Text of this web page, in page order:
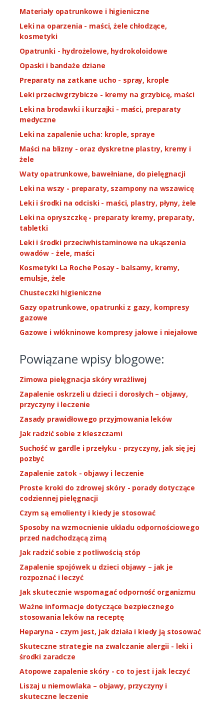
Materiały opatrunkowe i higieniczne
Leki na oparzenia - maści, żele chłodzące,
kosmetyki
Opatrunki - hydrożelowe, hydrokoloidowe
Opaski i bandaże dziane
Preparaty na zatkane ucho - spray, krople
Leki przeciwgrzybicze - kremy na grzybicę, maści
Leki na brodawki i kurzajki - maści, preparaty
medyczne
Leki na zapalenie ucha: krople, spraye
Maści na blizny - oraz dyskretne plastry, kremy i
żele
Waty opatrunkowe, bawełniane, do pielęgnacji
Leki na wszy - preparaty, szampony na wszawicę
Leki i środki na odciski - maści, plastry, płyny, żele
Leki na opryszczkę - preparaty kremy, preparaty,
tabletki
Leki i środki przeciwhistaminowe na ukąszenia
owadów - żele, maści
Kosmetyki La Roche Posay - balsamy, kremy,
emulsje, żele
Chusteczki higieniczne
Gazy opatrunkowe, opatrunki z gazy, kompresy
gazowe
Gazowe i włókninowe kompresy jałowe i niejałowe
Powiązane wpisy blogowe:
Zimowa pielęgnacja skóry wrażliwej
Zapalenie oskrzeli u dzieci i dorosłych – objawy,
przyczyny i leczenie
Zasady prawidłowego przyjmowania leków
Jak radzić sobie z kleszczami
Suchość w gardle i przełyku - przyczyny, jak się jej
pozbyć
Zapalenie zatok - objawy i leczenie
Proste kroki do zdrowej skóry - porady dotyczące
codziennej pielęgnacji
Czym są emolienty i kiedy je stosować
Sposoby na wzmocnienie układu odpornościowego
przed nadchodzącą zimą
Jak radzić sobie z potliwością stóp
Zapalenie spojówek u dzieci objawy – jak je
rozpoznać i leczyć
Jak skutecznie wspomagać odporność organizmu
Ważne informacje dotyczące bezpiecznego
stosowania leków na receptę
Heparyna - czym jest, jak działa i kiedy ją stosować
Skuteczne strategie na zwalczanie alergii - leki i
środki zaradcze
Atopowe zapalenie skóry - co to jest i jak leczyć
Liszaj u niemowlaka – objawy, przyczyny i
skuteczne leczenie